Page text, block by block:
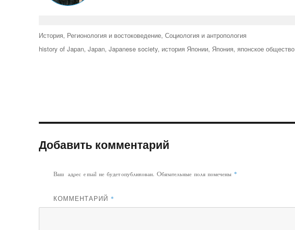
Рубрики
История, Регионология и востоковедение,Социология и антропология
Метки
history of Japan,Japan,Japanese society, история Японии, Япония,японское общество
Добавить комментарий
Ваш адрес email не будет опубликован. Обязательные поля помечены *
КОММЕНТАРИЙ *